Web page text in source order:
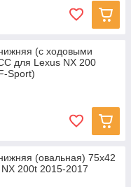
(с ходовыми
для Lexus NX 200
Sport)
(овальная) 75х42
200t 2015-2017